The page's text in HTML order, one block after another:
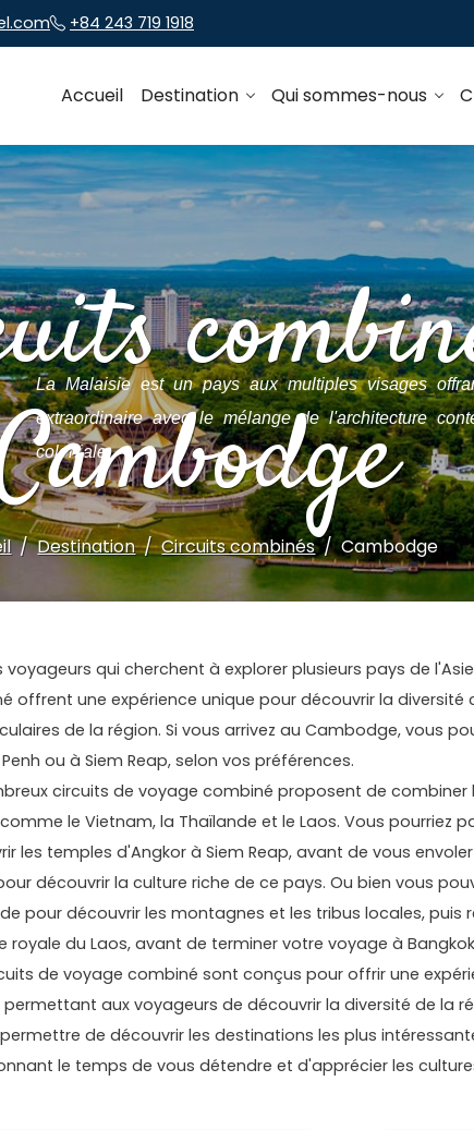
+84 243 719 1918
Accueil Destination Qui sommes-nous
Destination Circuits combinés Cambodge
La Malaisie est un pays aux multiples visages
extraordinaire avec le mélange de l'architecture
coloniale .
voyageurs qui cherchent à explorer plusieurs pays de
offrent une expérience unique pour découvrir la diversité
de la région. Si vous arrivez au Cambodge, vous
ou à Siem Reap, selon vos préférences.
circuits de voyage combiné proposent de
le Vietnam, la Thaïlande et le Laos. Vous pourriez
les temples d'Angkor à Siem Reap, avant de vous
découvrir la culture riche de ce pays. Ou bien vous
pour découvrir les montagnes et les tribus locales, puis
royale du Laos, avant de terminer votre voyage à
de voyage combiné sont conçus pour offrir une
aux voyageurs de découvrir la diversité de la
de découvrir les destinations les plus
le temps de vous détendre et d'apprécier les